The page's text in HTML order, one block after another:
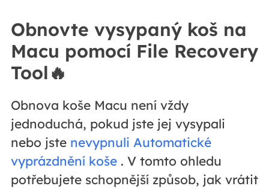
Obnovte vysypaný koš na
Macu pomocí File Recovery
Tool🔥
Obnova koše Macu není vždy
jednoduchá, pokud jste jej vysypali
nebo jste nevypnuli Automatické
vyprázdnění koše. V tomto ohledu
potřebujete schopnější způsob, jak vrátit